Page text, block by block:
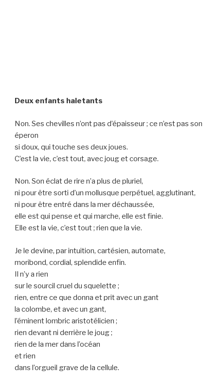
Deux enfants haletants
Non. Ses chevilles n’ont pas d’épaisseur ; ce n’est pas son
éperon
si doux, qui touche ses deux joues.
C’est la vie, c’est tout, avec joug et corsage.
Non. Son éclat de rire n’a plus de pluriel,
ni pour être sorti d’un mollusque perpétuel, agglutinant,
ni pour être entré dans la mer déchaussée,
elle est qui pense et qui marche, elle est finie.
Elle est la vie, c’est tout ; rien que la vie.
Je le devine, par intuition, cartésien, automate,
moribond, cordial, splendide enfin.
Il n’y a rien
sur le sourcil cruel du squelette ;
rien, entre ce que donna et prit avec un gant
la colombe, et avec un gant,
l’éminent lombric aristotélicien ;
rien devant ni derrière le joug ;
rien de la mer dans l’océan
et rien
dans l’orgueil grave de la cellule.